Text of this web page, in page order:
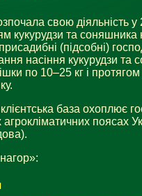
свою діяльність
кукурудзи та
(підсобні)
насіння кукурудзи та
по 10–25 кг і
база охоплює
агрокліматичних поясах